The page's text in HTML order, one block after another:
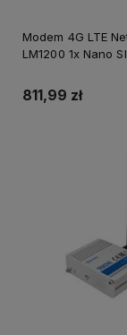
Modem 4G LTE
LM1200 1x Nano
811,99 zł